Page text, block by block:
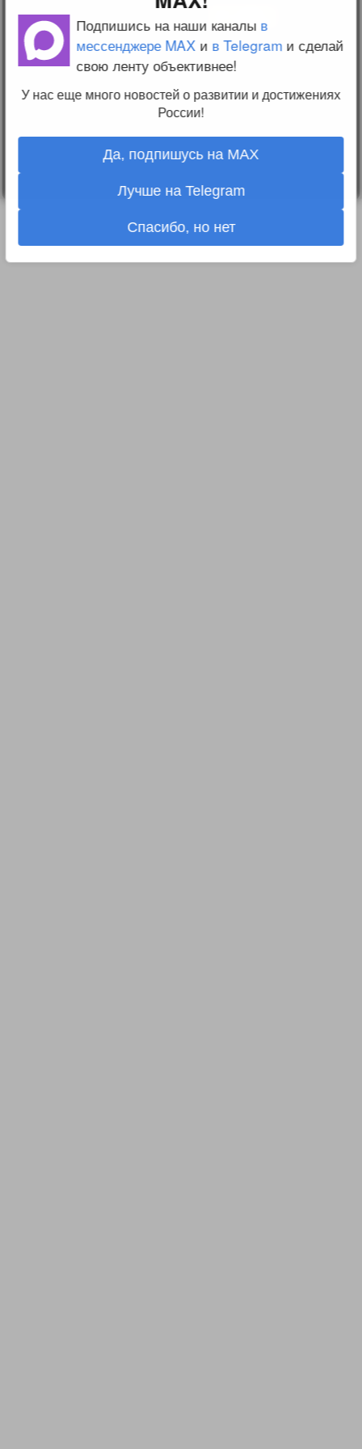
Подпишись на наши каналы в
мессенджере MAX и в Telegram и сделай
свою ленту объективнее!
У нас еще много новостей о развитии и достижениях
России!
Да, подпишусь на MAX
Лучше на Telegram
Спасибо, но нет
конфиденциальности
Пользовательское
соглашение
Change privacy
settings
О проекте
Реклама у нас
Блог компании